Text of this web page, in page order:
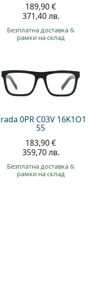
189,90 €
371,40 лв.
Безплатна доставка&
рамки на склад
0PR C03V 16K1O1
55
183,90 €
359,70 лв.
Безплатна доставка&
рамки на склад